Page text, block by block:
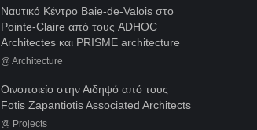
Ναυτικό Κέντρο Baie-de-Valois στο
Pointe-Claire από τους ADHOC
Architectes και PRISME architecture
@ Architecture
Οινοποιείο στην Αιδηψό από τους
Fotis Zapantiotis Associated Architects
@ Projects